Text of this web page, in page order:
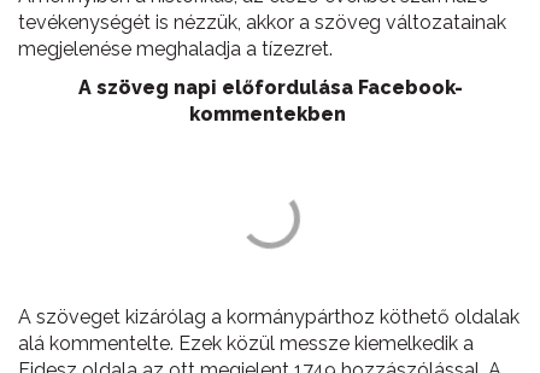
tevékenységét is nézzük, akkor a szöveg változatainak
megjelenése meghaladja a tízezret.
A szöveg napi előfordulása Facebook-
kommentekben
A szöveget kizárólag a kormánypárthoz köthető oldalak
alá kommentelte. Ezek közül messze kiemelkedik a